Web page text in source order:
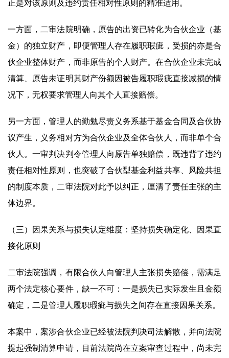
正是对该原则及违约责任相对性原则的精准适用。
一方面，二审法院明确，原告的出资已转化为合伙企业（基
金）的独立财产，即便管理人存在履职瑕疵，受损的亦是合
伙企业整体财产，而非原告的个人财产。在合伙企业未完成
清算、原告未证明其财产份额因被告履职瑕疵直接减损的情
况下，无权要求管理人向其个人直接赔偿。
另一方面，管理人的勤勉尽责义务系基于基金合同及合伙协
议产生，义务相对方为合伙企业及全体合伙人，而非单个合
伙人。一审判决判令管理人向原告单独赔偿，既违背了违约
责任相对性原则，也突破了合伙型基金利益共享、风险共担
的制度本质，二审法院对此予以纠正，厘清了责任主张的主
体边界。
（三）因果关系与损失认定维度：坚持损失确定化、因果直
接化原则
二审法院强调，有限合伙人向管理人主张损失赔偿，需满足
两个法定核心要件，缺一不可：一是损失已实际发生且金额
确定，二是管理人履职瑕疵与损失之间存在直接因果关系。
本案中，案涉合伙企业已经被法院判决司法解散，并向法院
提起强制清算申请，目前法院尚在立案审查过程中，尚未完